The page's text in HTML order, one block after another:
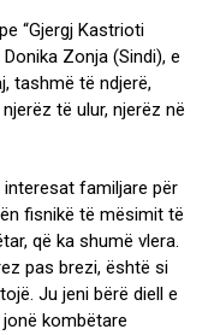
“Gjergj Kastrioti
Zonja (Sindi), e
tashmë të ndjerë,
familjare për
fisnikë të mësimit të
që ka shumë vlera.
pas brezi, është si
Ju jeni bërë diell e
kombëtare